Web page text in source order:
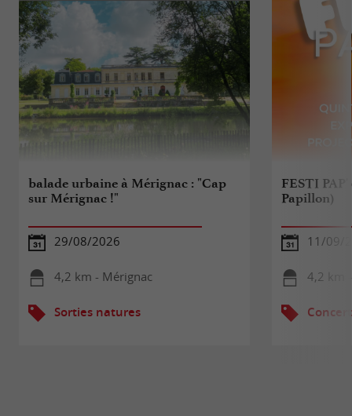
balade urbaine à Mérignac : "Cap
sur Mérignac !"
29/08/2026
4,2 km - Mérignac
Sorties natures
FESTI
Papillon)
11/09/
4,2 km